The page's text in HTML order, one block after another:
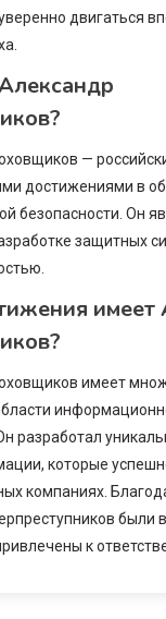
двигаться
—
достижениями в
безопасности. Он
защитных
имеет
имеет
разработал
которые
компаниях.
были
к